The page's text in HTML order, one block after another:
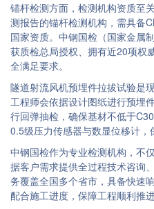
锚杆检测方面，检测机构资质至
测报告的锚杆检测机构，需具备
国家资质。中钢国检（国家金属
获质检总局授权、拥有近20项权
全满足要求。
隧道射流风机预埋件拉拔试验是
工程师会依据设计图纸进行预埋
行回弹抽检，确保基材不低于
0.5级压力传感器与数显位移计，
中钢国检作为专业检测机构，不
据客户需求提供全过程技术咨询
务覆盖全国多个省市，具备快速
配合施工进度，保障工程顺利推进